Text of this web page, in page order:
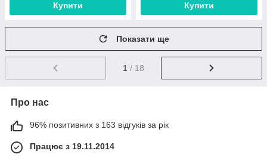
Купити Купити
Показати ще
1 / 18
Про нас
96% позитивних з 163 відгуків за рік
Працює з 19.11.2014